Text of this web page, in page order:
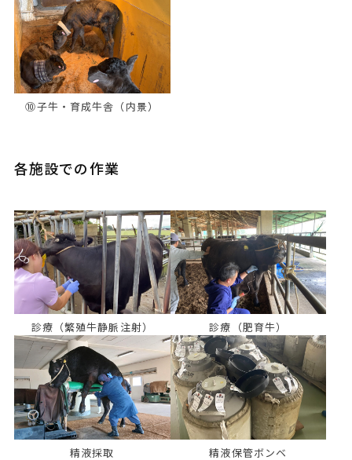
⑩子牛・育成牛舎（内景）
各施設での作業
診療（繁殖牛静脈注射） 診療（肥育牛）
精液採取 精液保管ボンベ